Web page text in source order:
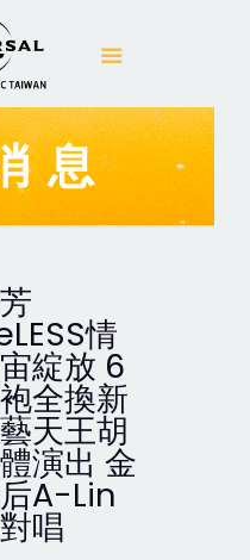
息
情
綻放 6
全換新
天王胡
演出 金
A-Lin
唱